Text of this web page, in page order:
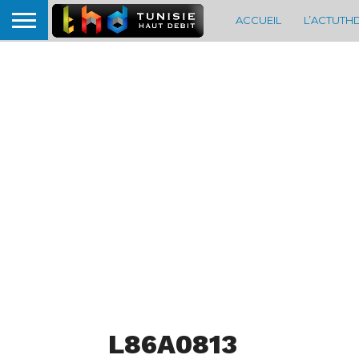
ACCUEIL
L86A0813